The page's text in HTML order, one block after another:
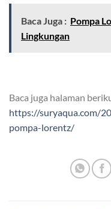
Baca Juga : Pompa
Lingkungan
Baca juga halaman
https://suryaqua.com/
pompa-lorentz/